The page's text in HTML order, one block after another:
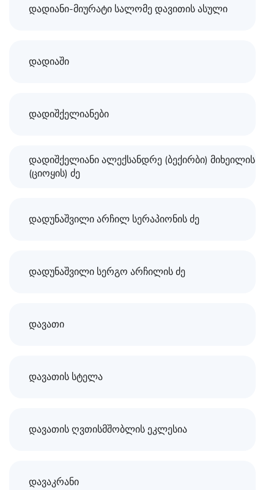
დადიანი-მიურატი სალომე დავითის ასული
დადიაში
დადიშქელიანები
დადიშქელიანი ალექსანდრე (ბექირბი) მიხეილის
(ციოყის) ძე
დადუნაშვილი არჩილ სერაპიონის ძე
დადუნაშვილი სერგო არჩილის ძე
დავათი
დავათის სტელა
დავათის ღვთისმშობლის ეკლესია
დავაკრანი